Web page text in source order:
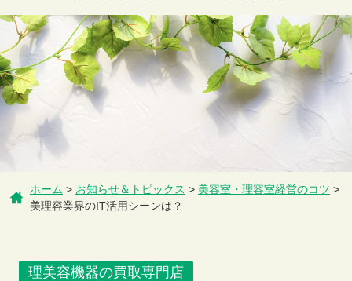
HOME
ホーム > お知らせ＆トピックス > 美容室・理容室経営のコツ >
美理容業界のIT活用シーンは？
理美容機器の買取専門店